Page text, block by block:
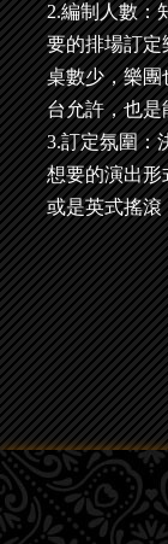
2.編制人數：
要的排場訂定
桌數少，樂團
台允許，也是
3.訂定氛圍：
想要的演出形
或是英式搖滾